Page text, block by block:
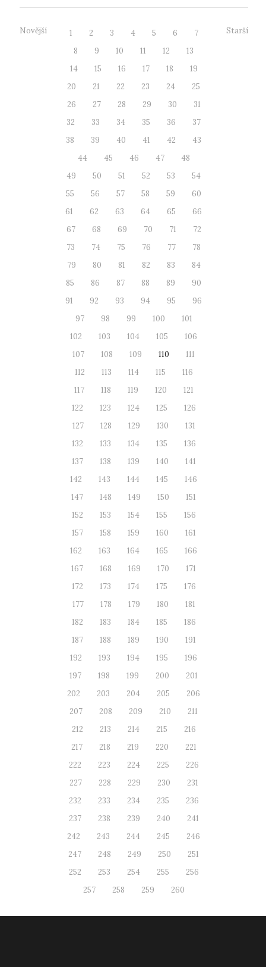
Novější 1 2 3 4 5 6
7
8
9 10 11 12
13
14
15 16 17 18
19
20
21 22 23 24
25
26
27 28 29 30
31
32
33 34 35 36
37
38
39 40 41 42
43
44
45 46 47
48
49
50 51 52 53
54
55
56 57 58 59
60
61
62 63 64 65
66
67
68 69 70 71
72
73
74 75 76 77
78
79
80 81 82 83
84
85
86 87 88 89
90
91
92 93 94 95
96
97
98 99 100
101
102
103 104 105
106
107
108 109 110
111
112
113 114 115
116
117
118 119 120
121
122
123 124 125
126
127
128 129 130
131
132
133 134 135
136
137
138 139 140
141
142
143 144 145
146
147
148 149 150
151
152
153 154 155
156
157
158 159 160
161
162
163 164 165
166
167
168 169 170
171
172
173 174 175
176
177
178 179 180
181
182
183 184 185
186
187
188 189 190
191
192
193 194 195
196
197
198 199 200
201
202
203 204 205
206
207
208 209 210
211
212
213 214 215
216
217
218 219 220
221
222
223 224 225
226
227
228 229 230
231
232
233 234 235
236
237
238 239 240
241
242
243 244 245
246
247
248 249 250
251
252
253 254 255
256
257
258 259 260
Starší